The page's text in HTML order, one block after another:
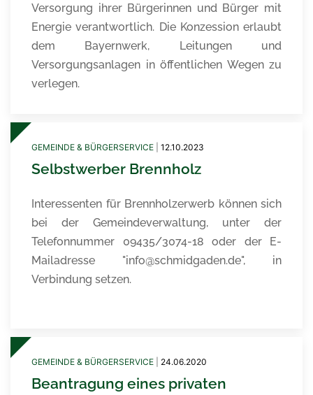
Versorgung ihrer Bürgerinnen und Bürger mit
Energie verantwortlich. Die Konzession erlaubt
dem Bayernwerk, Leitungen und
Versorgungsanlagen in öffentlichen Wegen zu
verlegen.
GEMEINDE & BÜRGERSERVICE 12.10.2023
Selbstwerber Brennholz
Interessenten für Brennholzerwerb können sich
bei der Gemeindeverwaltung, unter der
Telefonnummer 09435/3074-18 oder der E-
Mailadresse "info@schmidgaden.de", in
Verbindung setzen.
GEMEINDE & BÜRGERSERVICE 24.06.2020
Beantragung eines privaten